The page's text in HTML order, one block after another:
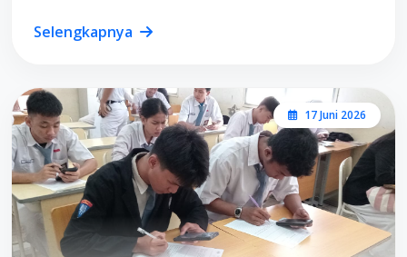
Selengkapnya
17 Juni 2026